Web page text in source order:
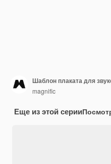
Шаблон плаката для
magnific
Еще из этой серии